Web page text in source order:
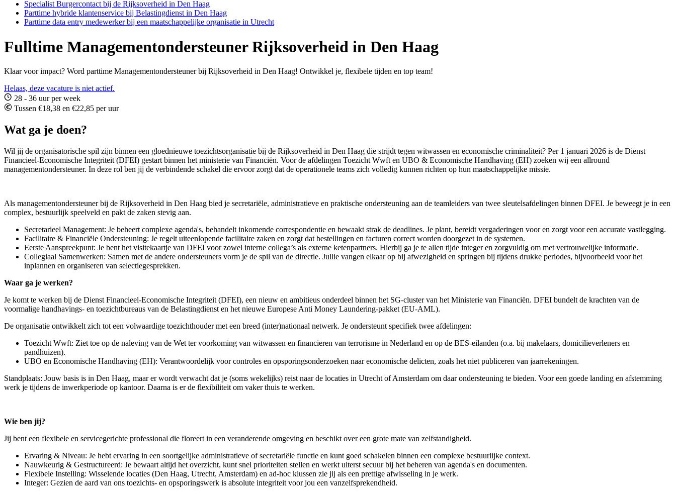
Specialist Burgercontact bij de Rijksoverheid in Den Haag
Parttime hybride klantenservice bij Belastingdienst in Den Haag
Parttime data entry medewerker bij een maatschappelijke organisatie in Utrecht
Fulltime Managementondersteuner Rijksoverheid in Den Haag
Klaar voor impact? Word parttime Managementondersteuner bij Rijksoverheid in Den Haag! Ontwikkel je, flexibele tijden en top team!
Helaas, deze vacature is niet actief.
28 - 36 uur per week
Tussen €18,38 en €22,85 per uur
Wat ga je doen?
Wil jij de organisatorische spil zijn binnen een gloednieuwe toezichtsorganisatie bij de Rijksoverheid in Den Haag die strijdt tegen witwassen en economische criminaliteit? Per 1 januari 2026 is de Dienst
Financieel-Economische Integriteit (DFEI) gestart binnen het ministerie van Financiën. Voor de afdelingen Toezicht Wwft en UBO & Economische Handhaving (EH) zoeken wij een allround
managementondersteuner. In deze rol ben jij de verbindende schakel die ervoor zorgt dat de operationele teams zich volledig kunnen richten op hun maatschappelijke missie.
Als managementondersteuner bij de Rijksoverheid in Den Haag bied je secretariële, administratieve en praktische ondersteuning aan de teamleiders van twee sleutelsafdelingen binnen DFEI. Je beweegt je in een
complex, bestuurlijk speelveld en pakt de zaken stevig aan.
Secretarieel Management: Je beheert complexe agenda's, behandelt inkomende correspondentie en bewaakt strak de deadlines. Je plant, bereidt vergaderingen voor en zorgt voor een accurate vastlegging.
Facilitaire & Financiële Ondersteuning: Je regelt uiteenlopende facilitaire zaken en zorgt dat bestellingen en facturen correct worden doorgezet in de systemen.
Eerste Aanspreekpunt: Je bent het visitekaartje van DFEI voor zowel interne collega’s als externe ketenpartners. Hierbij ga je te allen tijde integer en zorgvuldig om met vertrouwelijke informatie.
Collegiaal Samenwerken: Samen met de andere ondersteuners vorm je de spil van de directie. Jullie vangen elkaar op bij afwezigheid en springen bij tijdens drukke periodes, bijvoorbeeld voor het
inplannen en organiseren van selectiegesprekken.
Waar ga je werken?
Je komt te werken bij de Dienst Financieel-Economische Integriteit (DFEI), een nieuw en ambitieus onderdeel binnen het SG-cluster van het Ministerie van Financiën. DFEI bundelt de krachten van de
voormalige handhavings- en toezichtbureaus van de Belastingdienst en het nieuwe Europese Anti Money Laundering-pakket (EU-AML).
De organisatie ontwikkelt zich tot een volwaardige toezichthouder met een breed (inter)nationaal netwerk. Je ondersteunt specifiek twee afdelingen:
Toezicht Wwft: Ziet toe op de naleving van de Wet ter voorkoming van witwassen en financieren van terrorisme in Nederland en op de BES-eilanden (o.a. bij makelaars, domicilieverleners en
pandhuizen).
UBO en Economische Handhaving (EH): Verantwoordelijk voor controles en opsporingsonderzoeken naar economische delicten, zoals het niet publiceren van jaarrekeningen.
Standplaats: Jouw basis is in Den Haag, maar er wordt verwacht dat je (soms wekelijks) reist naar de locaties in Utrecht of Amsterdam om daar ondersteuning te bieden. Voor een goede landing en afstemming
werk je tijdens de inwerkperiode op kantoor. Daarna is er de flexibiliteit om vaker thuis te werken.
Wie ben jij?
Jij bent een flexibele en servicegerichte professional die floreert in een veranderende omgeving en beschikt over een grote mate van zelfstandigheid.
Ervaring & Niveau: Je hebt ervaring in een soortgelijke administratieve of secretariële functie en kunt goed schakelen binnen een complexe bestuurlijke context.
Nauwkeurig & Gestructureerd: Je bewaart altijd het overzicht, kunt snel prioriteiten stellen en werkt uiterst secuur bij het beheren van agenda's en documenten.
Flexibele Instelling: Wisselende locaties (Den Haag, Utrecht, Amsterdam) en ad-hoc klussen zie jij als een prettige afwisseling in je werk.
Integer: Gezien de aard van ons toezichts- en opsporingswerk is absolute integriteit voor jou een vanzelfsprekendheid.